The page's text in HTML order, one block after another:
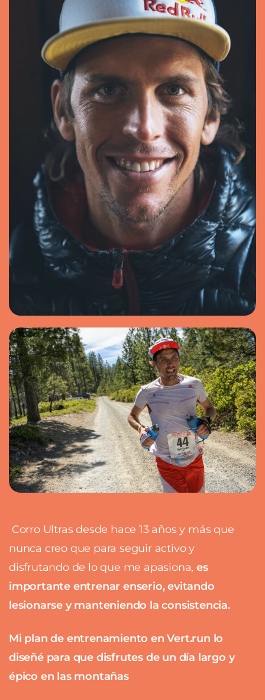
Corro Ultras desde hace 13 años y más que
nunca creo que para seguir activo y
disfrutando de lo que me apasiona, es
importante entrenar enserio, evitando
lesionarse y manteniendo la consistencia.
Mi plan de entrenamiento en Vert.run lo
diseñé para que disfrutes de un día largo y
épico en las montañas